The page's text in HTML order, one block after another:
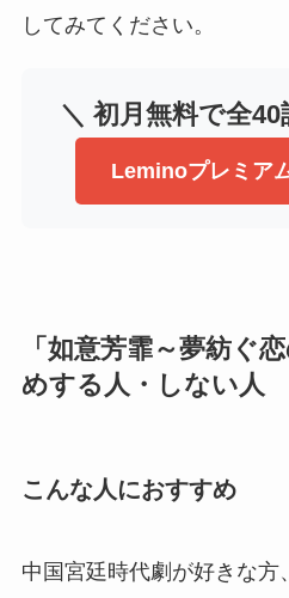
してみてください。
＼ 初月無料で全
Leminoプレミア
「如意芳霏～夢紡ぐ
めする人・しない人
こんな人におすすめ
中国宮廷時代劇が好きな方